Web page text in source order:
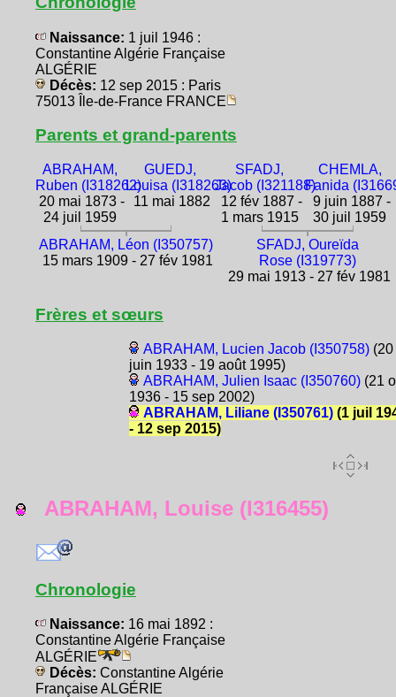
Naissance: 1 juil 1946 :
Constantine Algérie Française
ALGÉRIE
Décès: 12 sep 2015 : Paris
75013 Île-de-France FRANCE
Parents et grand-parents
ABRAHAM,
Ruben (I318262)
20 mai 1873 -
24 juil 1959
GUEDJ,
Louisa (I318263)
11 mai 1882
SFADJ,
Jacob (I321188)
12 fév 1887 -
1 mars 1915
CHEMLA,
Fanida
9 juin 1887 -
30 juil 1959
ABRAHAM, Léon (I350757)
15 mars 1909 - 27 fév 1981
SFADJ, Oureïda
Rose (I319773)
29 mai 1913 - 27 fév 1981
Frères et sœurs
ABRAHAM, Lucien Jacob (I350758)(20
juin 1933 - 19 août 1995)
ABRAHAM, Julien Isaac (I350760)(21
1936 - 15 sep 2002)
ABRAHAM, Liliane (I350761)(1 juil
- 12 sep 2015)
ABRAHAM, Louise (I316455)
Chronologie
Naissance: 16 mai 1892 :
Constantine Algérie Française
ALGÉRIE
Décès: Constantine Algérie
Française ALGÉRIE